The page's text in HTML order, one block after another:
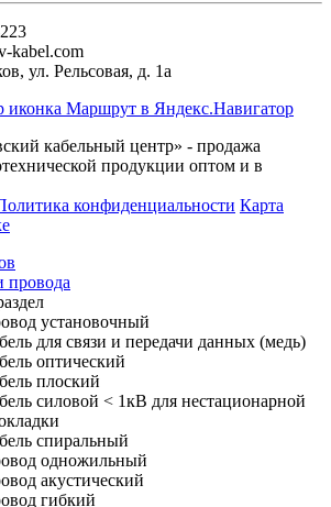
kabel.com
, ул. Рельсовая, д. 1а
Маршрут в Яндекс.Навигатор
кабельный центр» - продажа
продукции оптом и в
конфиденциальности Карта
провода
установочный
для связи и передачи данных (медь)
оптический
плоский
силовой < 1кВ для нестационарной
спиральный
одножильный
акустический
гибкий